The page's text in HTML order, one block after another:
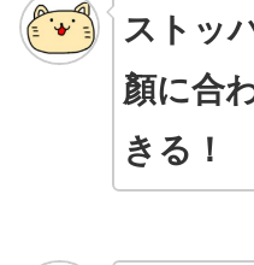
ストッ
顏に合
きる！